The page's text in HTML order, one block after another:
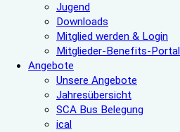
Jugend
Downloads
Mitglied werden & Login
Mitglieder-Benefits-Portal
Angebote
Unsere Angebote
Jahresübersicht
SCA Bus Belegung
ical